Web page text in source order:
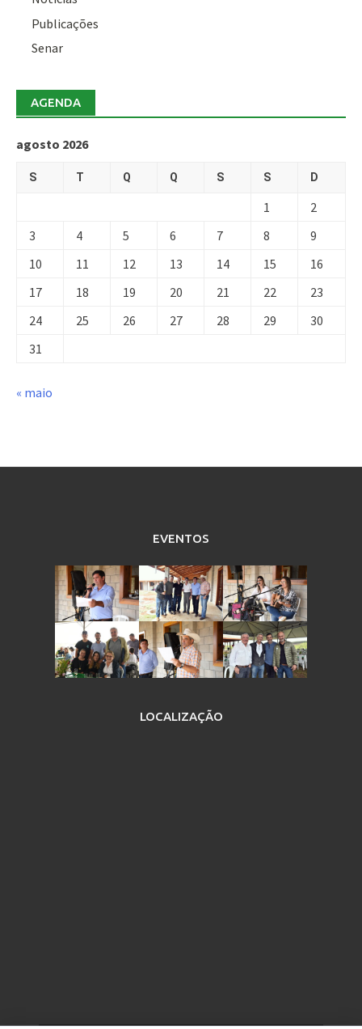
Publicações
Senar
AGENDA
agosto 2026
S T Q Q S S D
1
2
3
4 5 6 7 8
9
10
11 12 13 14 15
16
17
18 19 20 21 22
23
24
25 26 27 28 29
30
31
« maio
EVENTOS
LOCALIZAÇÃO